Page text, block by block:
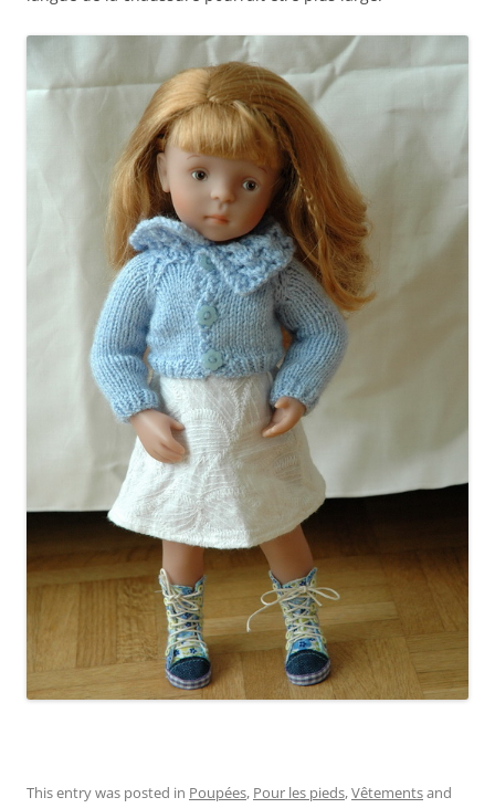
This entry was posted in Poupées, Pour les pieds,Vêtementsand